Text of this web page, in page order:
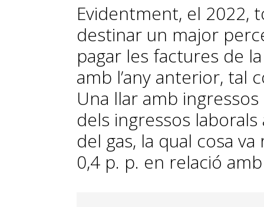
Evidentment, el 2022,
destinar un major
pagar les factures de
amb l’any anterior, tal
Una llar amb
dels ingressos
del gas, la qual cosa
0,4 p. p. en relació